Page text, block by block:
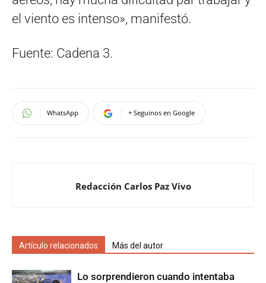
el viento es intenso», manifestó.
Fuente: Cadena 3.
WhatsApp + Seguinos en Google
Redacción Carlos Paz Vivo
Artículo relacionados Más del autor
Lo sorprendieron cuando intentaba